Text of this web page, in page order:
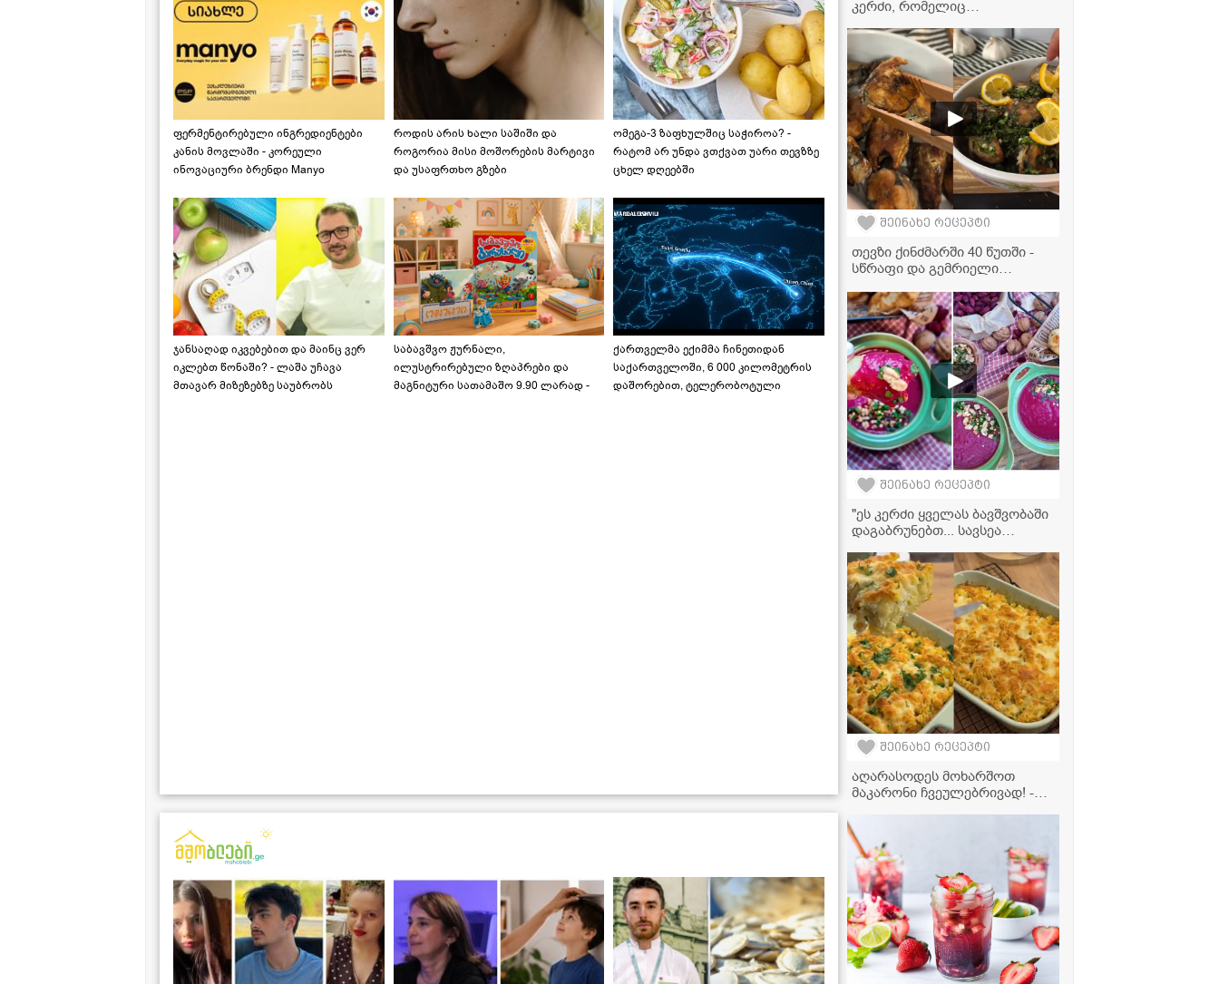
ფერმენტირებული ინგრედიენტები
კანის მოვლაში - კორეული
ინოვაციური ბრენდი Manyo
როდის არის ხალი საშიში და
როგორია მისი მოშორების მარტივი
და უსაფრთხო გზები
ომეგა-3 ზაფხულშიც საჭიროა? -
რატომ არ უნდა ვთქვათ უარი თევზზე
ცხელ დღეებში
ჯანსაღად იკვებებით და მაინც ვერ
იკლებთ წონაში? - ლაშა უჩავა
მთავარ მიზეზებზე საუბრობს
საბავშვო ჟურნალი,
ილუსტრირებული ზღაპრები და
მაგნიტური სათამაშო 9.90 ლარად -
ქართველმა ექიმმა ჩინეთიდან
საქართველოში, 6 000 კილომეტრის
დაშორებით, ტელერობოტული
კერძი, რომელიც
დაამშვენებს
შეინახე რეცეპტი
თევზი ქინძმარში 40 წუთში -
სწრაფი და გემრიელი
შეინახე რეცეპტი
"ეს კერძი ყველას ბავშვობაში
დაგაბრუნებთ... სავსეა
უგემრიელესი, ასევე კარგია
გაციების დროსაც" - შინდის
შეჭამანდი მჭადთან ერთად
შეინახე რეცეპტი
აღარასოდეს მოხარშოთ
მაკარონი ჩვეულებრივად! -
უგემრიელესი კერძი მზადაა